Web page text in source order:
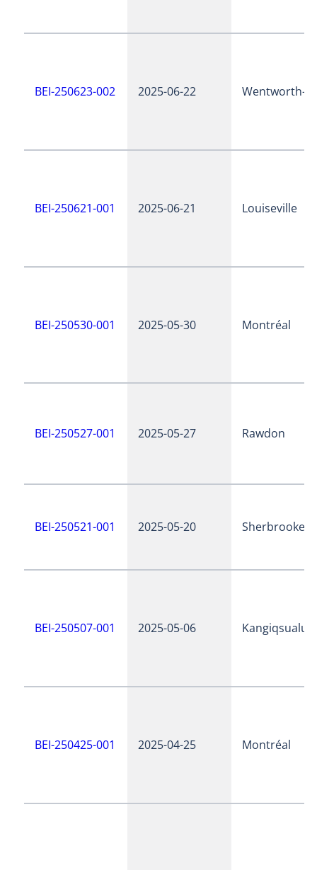
BEI-250623-002 2025-06-22 Wentworth-
BEI-250621-001 2025-06-21 Louiseville
BEI-250530-001 2025-05-30 Montréal
BEI-250527-001 2025-05-27 Rawdon
BEI-250521-001 2025-05-20 Sherbrooke
BEI-250507-001 2025-05-06
BEI-250425-001 2025-04-25 Montréal